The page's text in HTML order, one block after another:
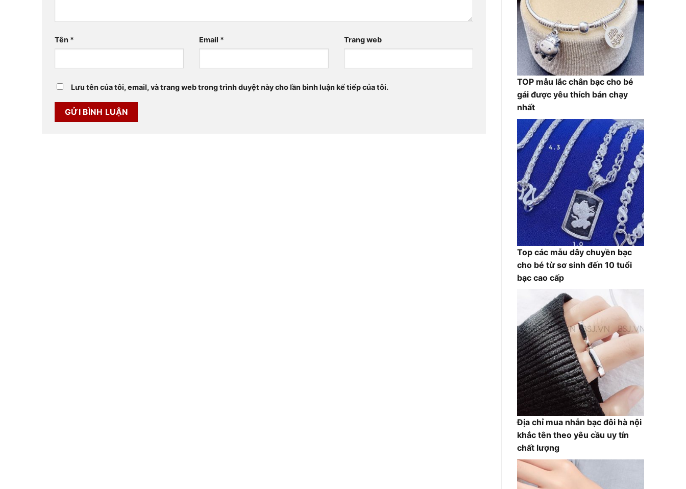
Tên * Email * Trang web
Lưu tên của tôi, email, và trang web trong trình duyệt này cho lần bình luận kế tiếp của tôi.
TOP mẫu lắc chân bạc cho bé
gái được yêu thích bán chạy
nhất
Top các mẫu dây chuyền bạc
cho bé từ sơ sinh đến 10 tuổi
bạc cao cấp
Địa chỉ mua nhẫn bạc đôi hà nội
khắc tên theo yêu cầu uy tín
chất lượng